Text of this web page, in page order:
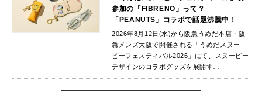
参加の「FIBRENO」って？
「PEANUTS」コラボで話題沸騰中！
2026年8月12日(水)から阪急うめだ本店・阪
急メンズ大阪で開催される「うめだスヌー
ピーフェスティバル2026」にて、スヌーピー
デザインのコラボグッズを展開す…